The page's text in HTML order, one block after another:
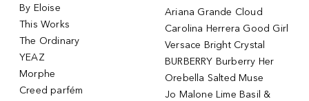
By Eloise
This Works
The Ordinary
YEAZ
Morphe
Creed parfém
Ariana Grande Cloud
Carolina Herrera Good Girl
Versace Bright Crystal
BURBERRY Burberry Her
Orebella Salted Muse
Jo Malone Lime Basil &